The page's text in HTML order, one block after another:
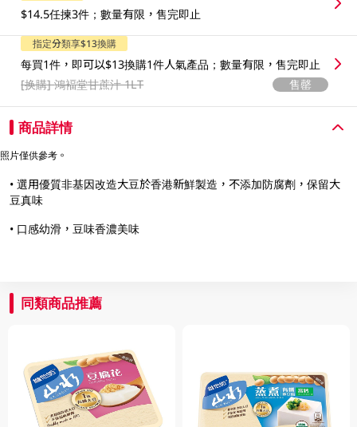
$14.5任揀3件；數量有限，售完即止
指定分類享$13換購
每買1件，即可以$13換購1件人氣產品；數量有限，售完即止
[换購]鴻褔堂甘蔗汁 1LT 售罄
商品詳情
照片僅供參考。
• 選用優質非基因改造大豆於香港新鮮製造，不添加防腐劑，保留大
豆真味
• 口感幼滑，豆味香濃美味
同類商品推薦